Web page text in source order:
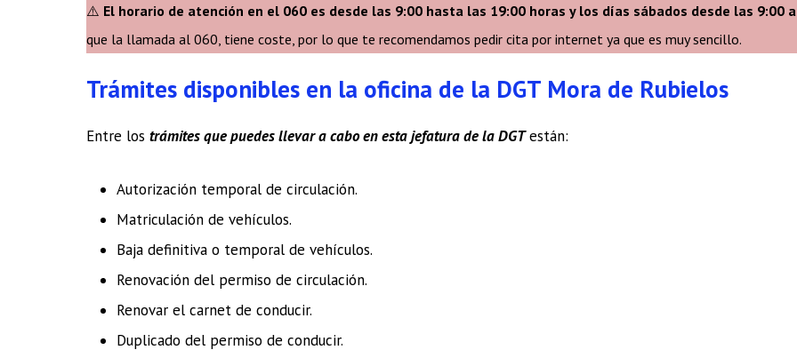
⚠️ El horario de atención en el 060 es desde las 9:00 hasta las 19:00 horas y los días sábados desde las 9:00
que la llamada al 060, tiene coste, por lo que te recomendamos pedir cita por internet ya que es muy sencillo.
Trámites disponibles en la oficina de la DGT Mora de Rubielos
Entre los trámites que puedes llevar a cabo en esta jefatura de la DGTestán:
Autorización temporal de circulación.
Matriculación de vehículos.
Baja definitiva o temporal de vehículos.
Renovación del permiso de circulación.
Renovar el carnet de conducir.
Duplicado del permiso de conducir.